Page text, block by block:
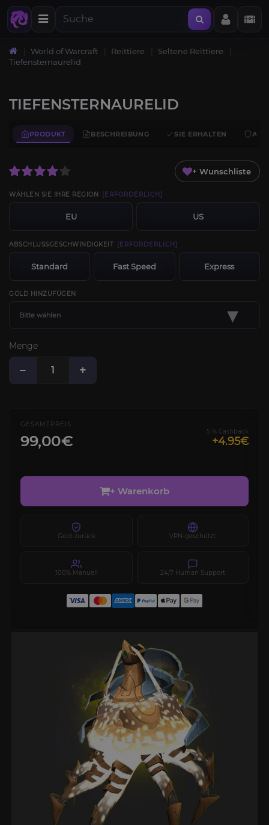
World of Warcraft Reittiere
Seltene Reittiere
Tiefensternaurelid
TIEFENSTERNAURELID
PRODUKT BESCHREIBUNG SIE ERHALTEN
+ Wunschliste
WÄHLEN SIE IHRE REGION [ERFORDERLICH]
EU US
ABSCHLUSSGESCHWINDIGKEIT [ERFORDERLICH]
Standard Fast Speed Express
GOLD HINZUFÜGEN
Bitte wählen ▾
Menge
− +
GESAMTPREIS
99,00€
5 % Cashback
+4.95€
+ Warenkorb
Geld-zurück VPN-geschützt
100% Manuell 24/7 Human Support